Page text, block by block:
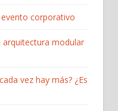
corporativo
arquitectura modular
vez hay más? ¿Es